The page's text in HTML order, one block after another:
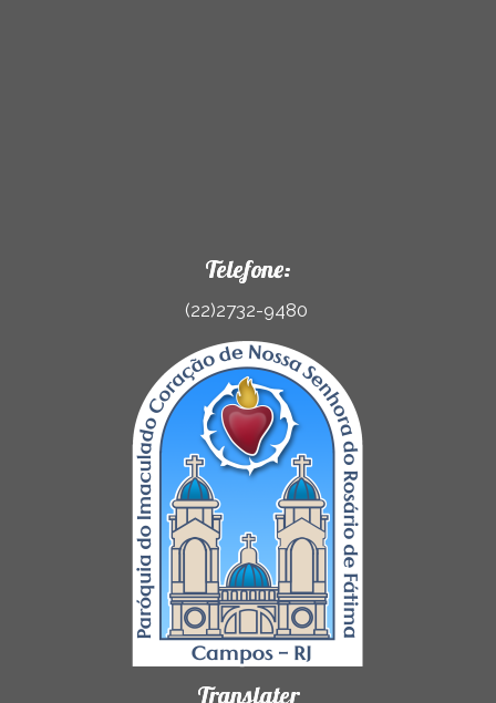
Telefone:
(22)2732-9480
Translater